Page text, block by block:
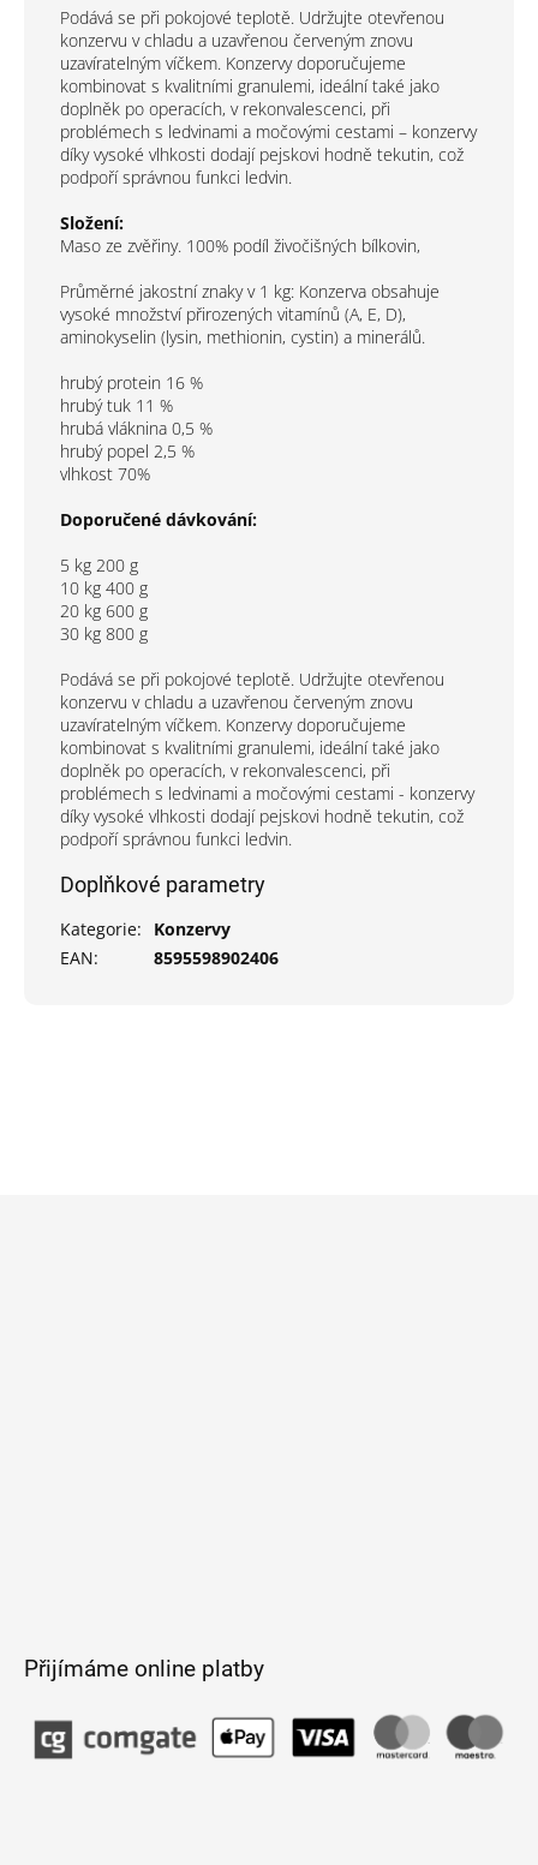
Podává se při pokojové teplotě. Udržujte otevřenou
konzervu v chladu a uzavřenou červeným znovu
uzavíratelným víčkem. Konzervy doporučujeme
kombinovat s kvalitními granulemi, ideální také jako
doplněk po operacích, v rekonvalescenci, při
problémech s ledvinami a močovými cestami – konzervy
díky vysoké vlhkosti dodají pejskovi hodně tekutin, což
podpoří správnou funkci ledvin.
Složení:
Maso ze zvěřiny. 100% podíl živočišných bílkovin,
Průměrné jakostní znaky v 1 kg: Konzerva obsahuje
vysoké množství přirozených vitamínů (A, E, D),
aminokyselin (lysin, methionin, cystin) a minerálů.
hrubý protein 16 %
hrubý tuk 11 %
hrubá vláknina 0,5 %
hrubý popel 2,5 %
vlhkost 70%
Doporučené dávkování:
5 kg 200 g
10 kg 400 g
20 kg 600 g
30 kg 800 g
Podává se při pokojové teplotě. Udržujte otevřenou
konzervu v chladu a uzavřenou červeným znovu
uzavíratelným víčkem. Konzervy doporučujeme
kombinovat s kvalitními granulemi, ideální také jako
doplněk po operacích, v rekonvalescenci, při
problémech s ledvinami a močovými cestami - konzervy
díky vysoké vlhkosti dodají pejskovi hodně tekutin, což
podpoří správnou funkci ledvin.
Doplňkové parametry
Kategorie:
Konzervy
EAN: 8595598902406
Přijímáme online platby